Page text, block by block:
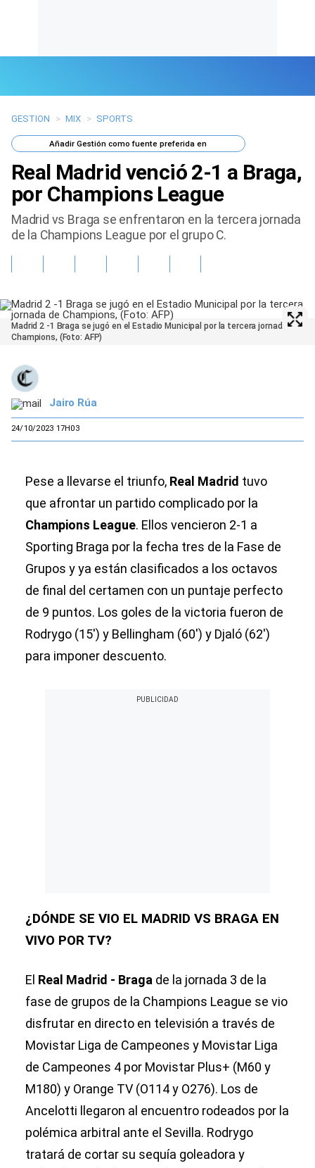
Últimas Noticias
Mi Bolsillo
Respuestas
Gente
Sports
GESTION > MIX > SPORTS
AñadirGestión como fuente preferida en
Real Madrid venció 2-1 a Braga,
por Champions League
Madrid vs Braga se enfrentaron en la tercera jornada
de la Champions League por el grupo C.
Madrid 2 -1 Braga se jugó en el Estadio Municipal por la tercera jornada de
Champions, (Foto: AFP)
Jairo Rúa
24/10/2023 17H03
Pese a llevarse el triunfo, Real Madrid tuvo
que afrontar un partido complicado por la
Champions League. Ellos vencieron 2-1 a
Sporting Braga por la fecha tres de la Fase de
Grupos y ya están clasificados a los octavos
de final del certamen con un puntaje perfecto
de 9 puntos. Los goles de la victoria fueron de
Rodrygo (15′) y Bellingham (60′) y Djaló (62′)
para imponer descuento.
¿DÓNDE SE VIO EL MADRID VS BRAGA EN
VIVO POR TV?
El Real Madrid - Braga de la jornada 3 de la
fase de grupos de la Champions League se vio
disfrutar en directo en televisión a través de
Movistar Liga de Campeones y Movistar Liga
de Campeones 4 por Movistar Plus+ (M60 y
M180) y Orange TV (O114 y O276). Los de
Ancelotti llegaron al encuentro rodeados por la
polémica arbitral ante el Sevilla. Rodrygo
tratará de cortar su sequía goleadora y